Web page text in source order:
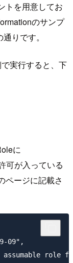
トを用意してお
のサンプ
りです。
実行すると、下
に
可が入っている
ページに記載さ
09",
role